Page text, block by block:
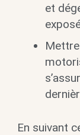
et
En suivant